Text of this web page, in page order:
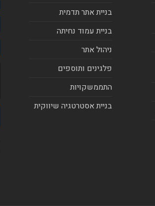
בניית אתר תדמית
בניית עמוד נחיתה
ניהול אתר
פלגינים ותוספים
התממשקויות
בניית אסטרטגיה שיווקית